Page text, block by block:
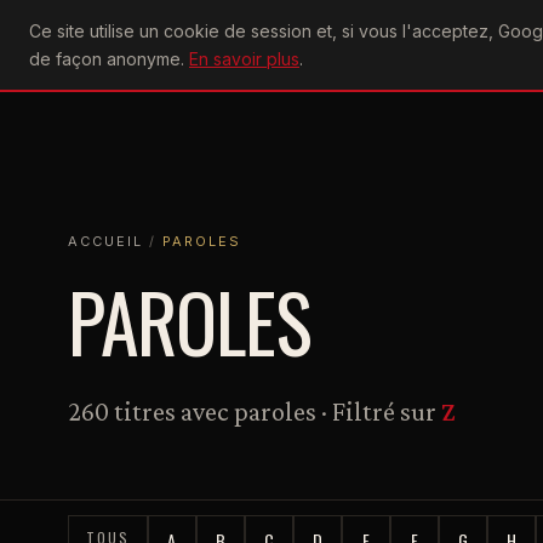
Ce site utilise un cookie de session et, si vous l'acceptez,
de façon anonyme. En savoir plus.
U2achtung
ACCUEIL
ACTU CONCERTS
ACCUEIL / PAROLES
PAROLES
260 titres avec paroles · Filtré sur Z
TOUS